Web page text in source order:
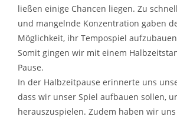
ließen einige Chancen liegen. Zu
und mangelnde Konzentration gaben
Möglichkeit, ihr Tempospiel
Somit gingen wir mit einem
Pause.
In der Halbzeitpause erinnerte uns
dass wir unser Spiel aufbauen sollen,
herauszuspielen. Zudem haben wir